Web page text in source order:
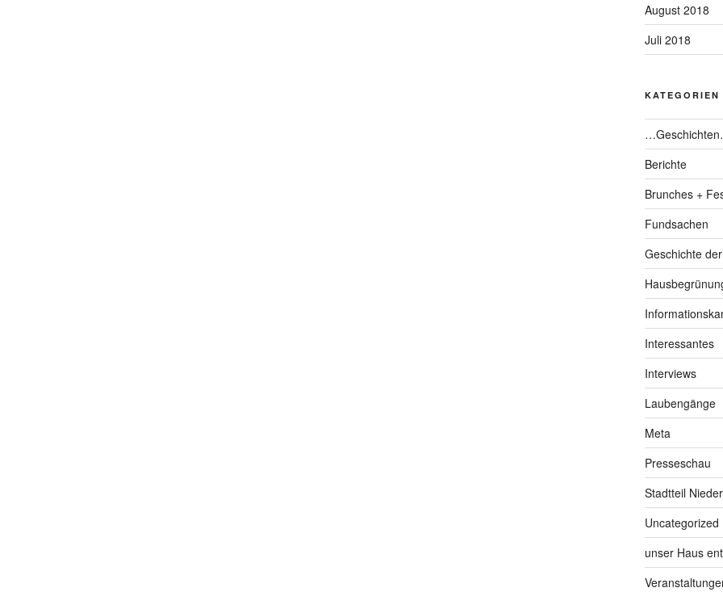
August 2018
Juli 2018
KATEGORIEN
Berichte
Brunches +
Fundsachen
Geschichte
Interessantes
Interviews
Laubengänge
Meta
Presseschau
Stadtteil
Uncategorized
unser Haus